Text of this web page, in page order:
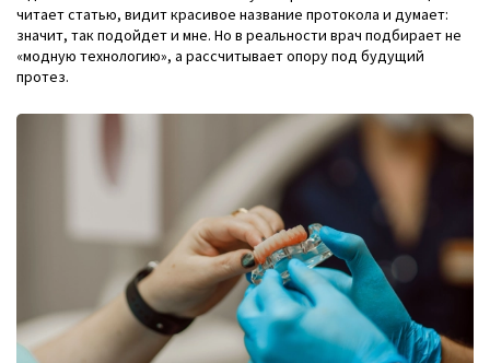
читает статью, видит красивое название протокола и думает:
значит, так подойдет и мне. Но в реальности врач подбирает не
«модную технологию», а рассчитывает опору под будущий
протез.